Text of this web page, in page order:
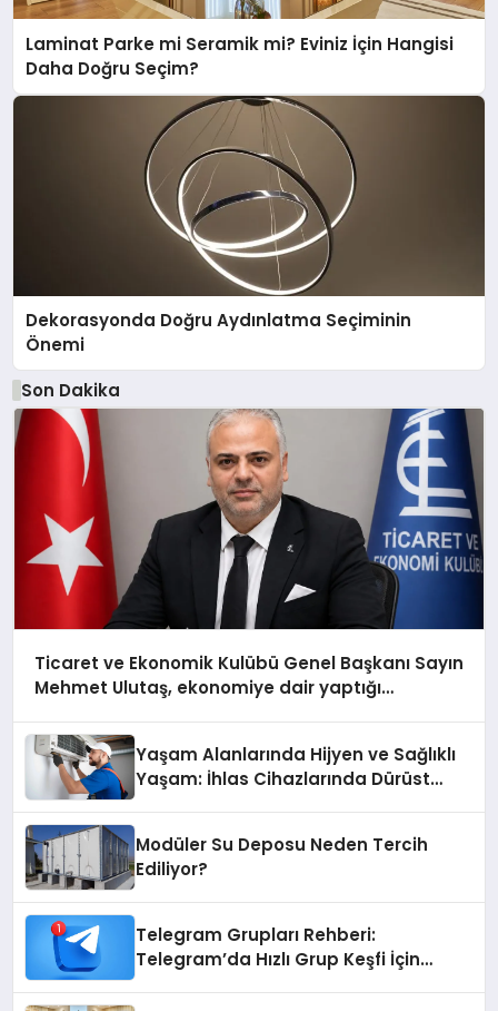
Laminat Parke mi Seramik mi? Eviniz İçin Hangisi
Daha Doğru Seçim?
Dekorasyonda Doğru Aydınlatma Seçiminin
Önemi
Son Dakika
Ticaret ve Ekonomik Kulübü Genel Başkanı Sayın
Mehmet Ulutaş, ekonomiye dair yaptığı
Yaşam Alanlarında Hijyen ve Sağlıklı
Yaşam: İhlas Cihazlarında Dürüst
Modüler Su Deposu Neden Tercih
Ediliyor?
Telegram Grupları Rehberi:
Telegram’da Hızlı Grup Keşfi İçin